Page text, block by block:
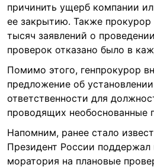
причинить ущерб компании
ее закрытию. Также прокурор
тысяч заявлений о
проверок отказано было в
Помимо этого, генпрокурор
предложение об
ответственности для
проводящих необоснованные
Напомним, ранее стало
Президент России
моратория на плановые